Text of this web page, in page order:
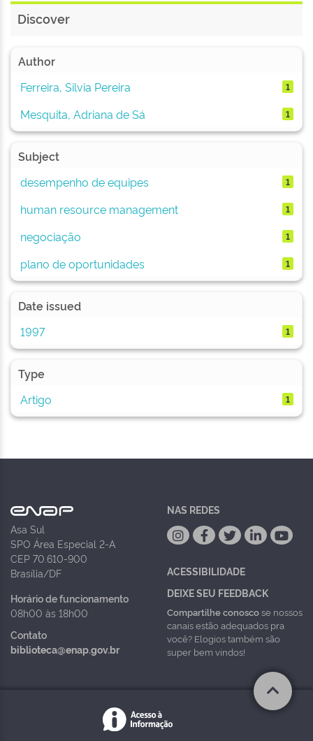
Discover
Author
Ferreira, Silvia Pereira
1
Mesquita, Adriana de Sá 1
Subject
desempenho de equipes
1
human resource management 1
negociação 1
plano de oportunidades 1
Date issued
1997
1
Type
Artigo
1
Asa Sul
SPO Área Especial 2-A
CEP 70.610-900
Brasília/DF
Horário de funcionamento
08h00 às 18h00
Contato
biblioteca@enap.gov.br
NAS REDES
ACESSIBILIDADE
DEIXE SEU FEEDBACK
Compartilhe conoscose nossos
canais estão adequados pra
você? Elogios também são
super bem vindos!